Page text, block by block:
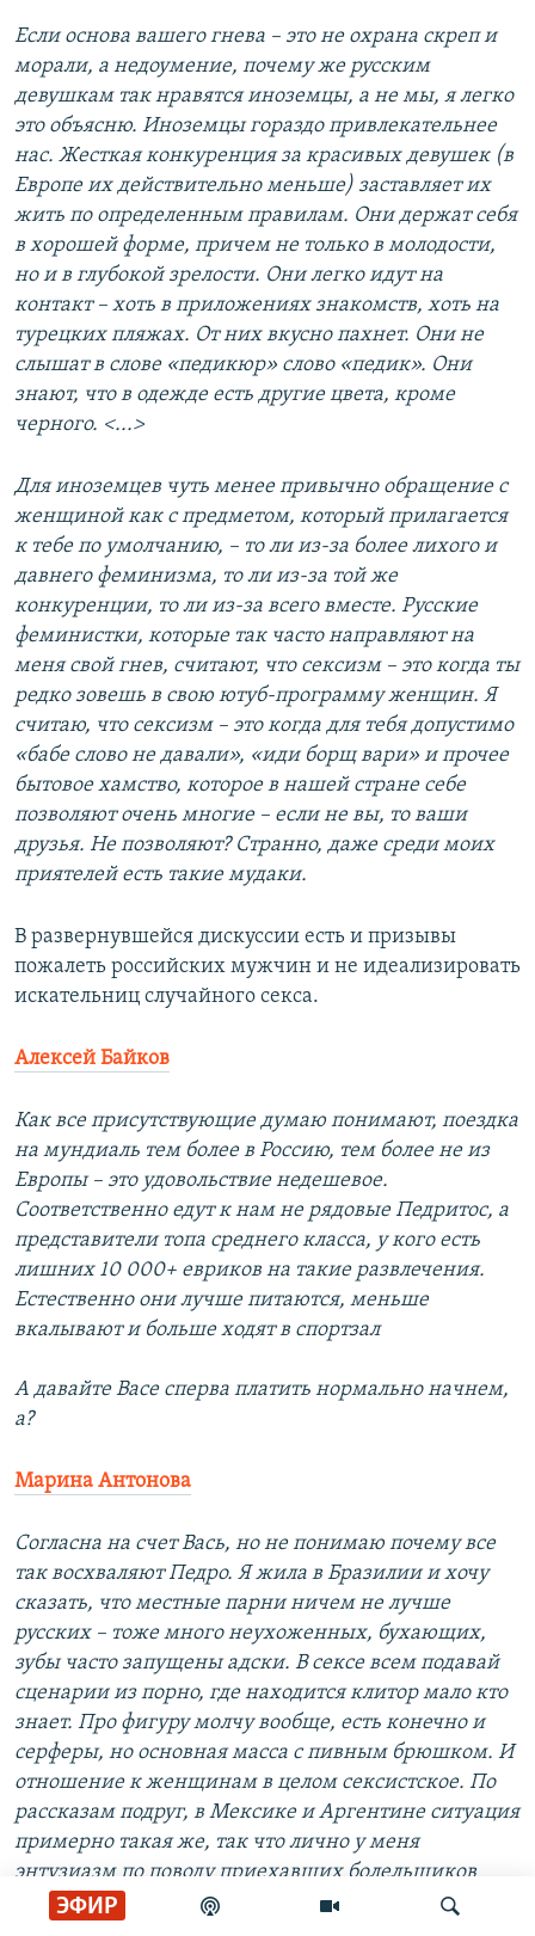
ЭФИР
Если основа вашего гнева – это не охрана скреп и
морали, а недоумение, почему же русским
девушкам так нравятся иноземцы, а не мы, я легко
это объясню. Иноземцы гораздо привлекательнее
нас. Жесткая конкуренция за красивых девушек (в
Европе их действительно меньше) заставляет их
жить по определенным правилам. Они держат себя
в хорошей форме, причем не только в молодости,
но и в глубокой зрелости. Они легко идут на
контакт – хоть в приложениях знакомств, хоть на
турецких пляжах. От них вкусно пахнет. Они не
слышат в слове «педикюр» слово «педик». Они
знают, что в одежде есть другие цвета, кроме
черного. <...>
Для иноземцев чуть менее привычно обращение с
женщиной как с предметом, который прилагается
к тебе по умолчанию, – то ли из-за более лихого и
давнего феминизма, то ли из-за той же
конкуренции, то ли из-за всего вместе. Русские
феминистки, которые так часто направляют на
меня свой гнев, считают, что сексизм – это когда ты
редко зовешь в свою ютуб-программу женщин. Я
считаю, что сексизм – это когда для тебя допустимо
«бабе слово не давали», «иди борщ вари» и прочее
бытовое хамство, которое в нашей стране себе
позволяют очень многие – если не вы, то ваши
друзья. Не позволяют? Странно, даже среди моих
приятелей есть такие мудаки.
В развернувшейся дискуссии есть и призывы
пожалеть российских мужчин и не идеализировать
искательниц случайного секса.
Алексей Байков
Как все присутствующие думаю понимают, поездка
на мундиаль тем более в Россию, тем более не из
Европы – это удовольствие недешевое.
Соответственно едут к нам не рядовые Педритос, а
представители топа среднего класса, у кого есть
лишних 10 000+ евриков на такие развлечения.
Естественно они лучше питаются, меньше
вкалывают и больше ходят в спортзал
А давайте Васе сперва платить нормально начнем,
а?
Марина Антонова
Согласна на счет Вась, но не понимаю почему все
так восхваляют Педро. Я жила в Бразилии и хочу
сказать, что местные парни ничем не лучше
русских – тоже много неухоженных, бухающих,
зубы часто запущены адски. В сексе всем подавай
сценарии из порно, где находится клитор мало кто
знает. Про фигуру молчу вообще, есть конечно и
серферы, но основная масса с пивным брюшком. И
отношение к женщинам в целом сексистское. По
рассказам подруг, в Мексике и Аргентине ситуация
примерно такая же, так что лично у меня
энтузиазм по поводу приехавших болельщиков
вызывает недоумение) Я понимаю, что экзотика